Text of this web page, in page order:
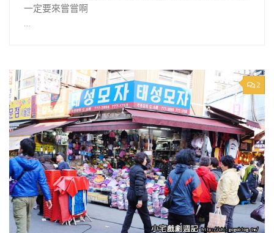
一定要來嘗嘗啊
…
2